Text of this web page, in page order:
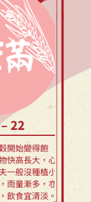
22
開始變得飽
快高長大，心
般沒種植小
雨量漸多，亦
飲食宜清淡。
先兆。